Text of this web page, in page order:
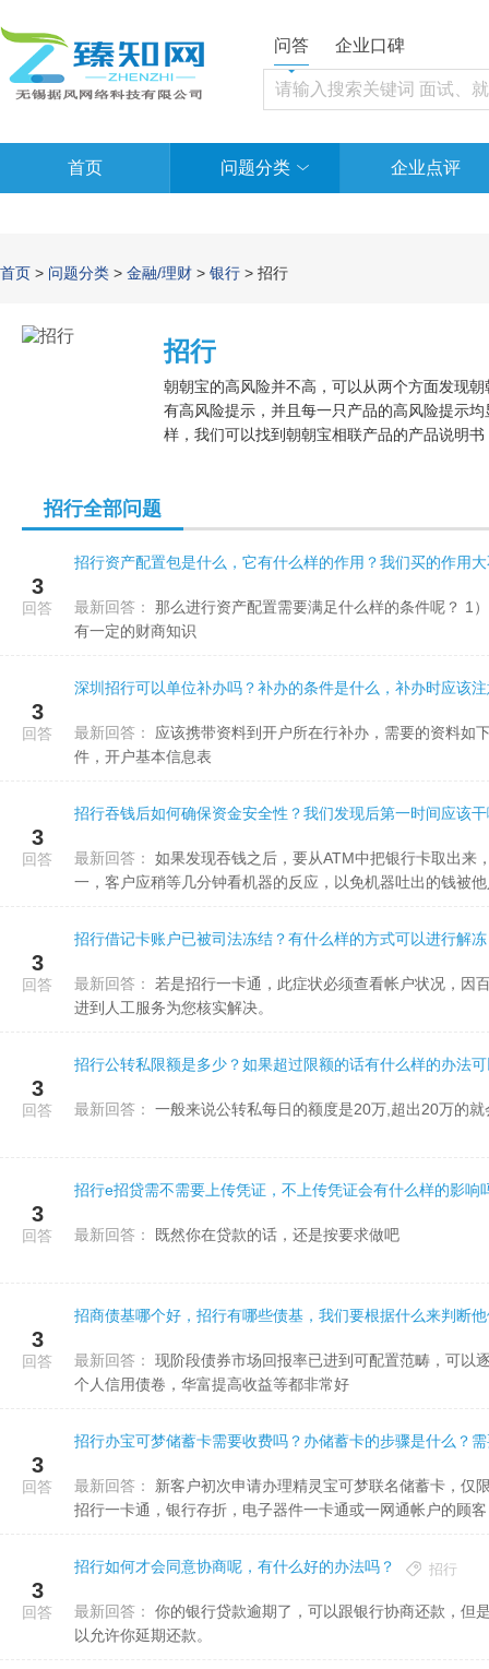
问答 企业口碑
首页 问题分类 企业点评
首页 > 问题分类 > 金融/理财 > 银行 > 招行
招行
朝朝宝的高风险并不高，可以从两个方面发现
有高风险提示，并且每一只产品的高风险提示
样，我们可以找到朝朝宝相联产品的产品说明
招行全部问题
3
回答
招行资产配置包是什么，它有什么样的作用？我们买的作用
最新回答：
有一定的财商知识
3
回答
深圳招行可以单位补办吗？补办的条件是什么，补办时应该
最新回答：
件，开户基本信息表
3
回答
招行吞钱后如何确保资金安全性？我们发现后第一时间应该
最新回答：
一，客户应稍等几分钟看机器的反应，以免机器吐出的钱被
3
回答
招行借记卡账户已被司法冻结？有什么样的方式可以进行解
最新回答：
进到人工服务为您核实解决。
3
回答
招行公转私限额是多少？如果超过限额的话有什么样的办法
最新回答： 一般来说公转私每日的额度是20万,超出20万的
3
回答
招行e招贷需不需要上传凭证，不上传凭证会有什么样的影响
最新回答： 既然你在贷款的话，还是按要求做吧
3
回答
招商债基哪个好，招行有哪些债基，我们要根据什么来判断
最新回答：
个人信用债卷，华富提高收益等都非常好
3
回答
招行办宝可梦储蓄卡需要收费吗？办储蓄卡的步骤是什么？
最新回答：
招行一卡通，银行存折，电子器件一卡通或一网通帐户的顾客
3
回答
招行如何才会同意协商呢，有什么好的办法吗？ 招行
最新回答：
以允许你延期还款。